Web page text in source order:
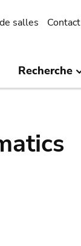
salles Contact
Recherche